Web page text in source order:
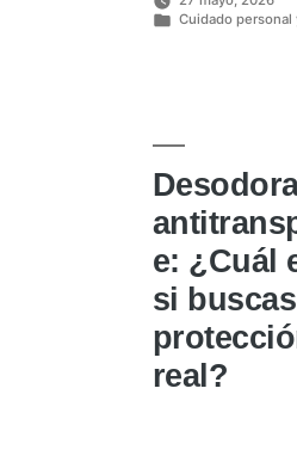
Cuidado personal
e: ¿Cuál
si buscas
real?